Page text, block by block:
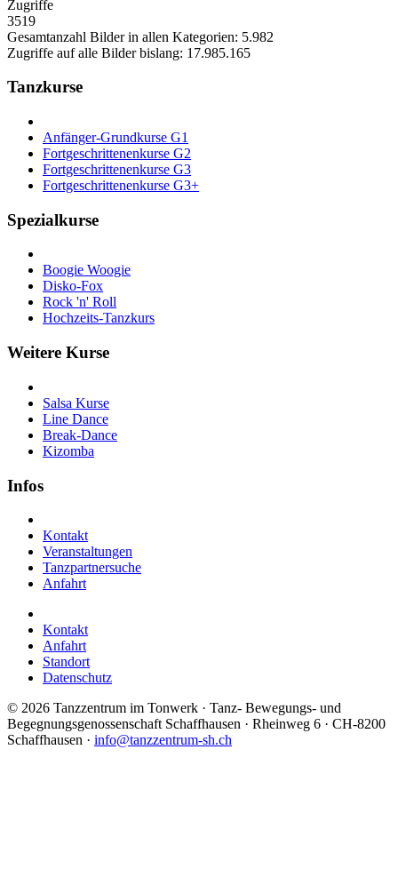
Zugriffe
3519
Gesamtanzahl Bilder in allen Kategorien: 5.982
Zugriffe auf alle Bilder bislang: 17.985.165
Tanzkurse
Anfänger-Grundkurse G1
Fortgeschrittenenkurse G2
Fortgeschrittenenkurse G3
Fortgeschrittenenkurse G3+
Spezialkurse
Boogie Woogie
Disko-Fox
Rock 'n' Roll
Hochzeits-Tanzkurs
Weitere Kurse
Salsa Kurse
Line Dance
Break-Dance
Kizomba
Infos
Kontakt
Veranstaltungen
Tanzpartnersuche
Anfahrt
Kontakt
Anfahrt
Standort
Datenschutz
© 2026 Tanzzentrum im Tonwerk · Tanz- Bewegungs- und
Begegnungsgenossenschaft Schaffhausen · Rheinweg 6 · CH-8200
Schaffhausen · info@tanzzentrum-sh.ch